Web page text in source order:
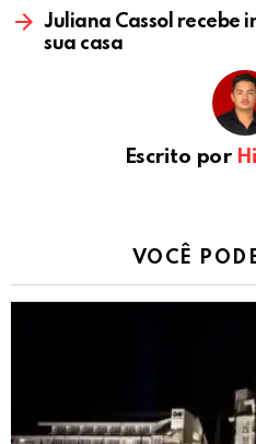
Juliana Cassol recebe
sua casa
Escrito por
VOCÊ